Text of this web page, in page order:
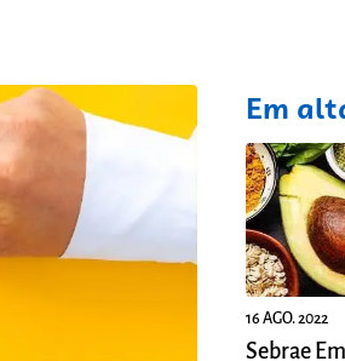
fixo
Em
16 AGO. 2022
Sebrae